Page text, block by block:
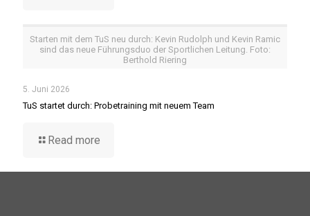
Starten mit dem TuS neu durch: Kevin Rudolph und Kevin Ramic
sind das neue Führungsduo der Sportlichen Leitung. Foto:
Berthold Riering
5. Juni 2026
TuS startet durch: Probetraining mit neuem Team
Read more